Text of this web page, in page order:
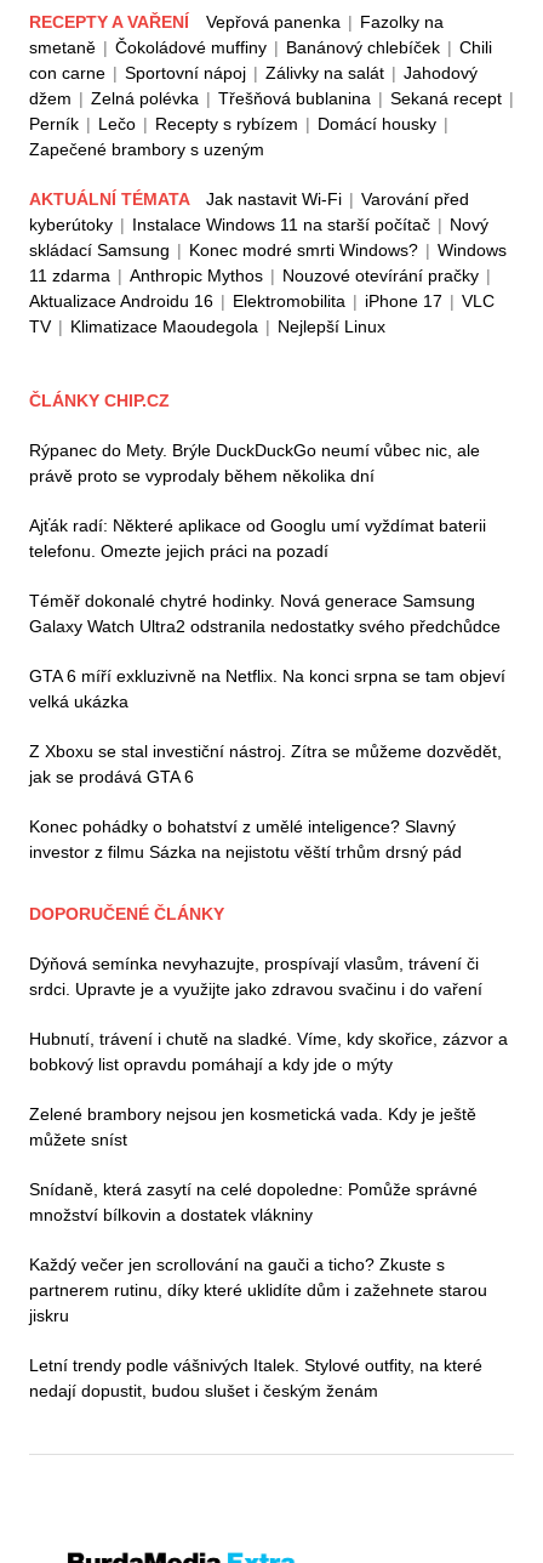
RECEPTY A VAŘENÍ Vepřová panenka | Fazolky na
smetaně | Čokoládové muffiny | Banánový chlebíček | Chili
con carne | Sportovní nápoj | Zálivky na salát | Jahodový
džem | Zelná polévka | Třešňová bublanina | Sekaná recept |
Perník | Lečo | Recepty s rybízem | Domácí housky |
Zapečené brambory s uzeným
AKTUÁLNÍ TÉMATA Jak nastavit Wi-Fi | Varování před
kyberútoky | Instalace Windows 11 na starší počítač | Nový
skládací Samsung | Konec modré smrti Windows? | Windows
11 zdarma | Anthropic Mythos | Nouzové otevírání pračky |
Aktualizace Androidu 16 | Elektromobilita | iPhone 17 | VLC
TV | Klimatizace Maoudegola | Nejlepší Linux
ČLÁNKY CHIP.CZ
Rýpanec do Mety. Brýle DuckDuckGo neumí vůbec nic, ale
právě proto se vyprodaly během několika dní
Ajťák radí: Některé aplikace od Googlu umí vyždímat baterii
telefonu. Omezte jejich práci na pozadí
Téměř dokonalé chytré hodinky. Nová generace Samsung
Galaxy Watch Ultra2 odstranila nedostatky svého předchůdce
GTA 6 míří exkluzivně na Netflix. Na konci srpna se tam objeví
velká ukázka
Z Xboxu se stal investiční nástroj. Zítra se můžeme dozvědět,
jak se prodává GTA 6
Konec pohádky o bohatství z umělé inteligence? Slavný
investor z filmu Sázka na nejistotu věští trhům drsný pád
DOPORUČENÉ ČLÁNKY
Dýňová semínka nevyhazujte, prospívají vlasům, trávení či
srdci. Upravte je a využijte jako zdravou svačinu i do vaření
Hubnutí, trávení i chutě na sladké. Víme, kdy skořice, zázvor a
bobkový list opravdu pomáhají a kdy jde o mýty
Zelené brambory nejsou jen kosmetická vada. Kdy je ještě
můžete sníst
Snídaně, která zasytí na celé dopoledne: Pomůže správné
množství bílkovin a dostatek vlákniny
Každý večer jen scrollování na gauči a ticho? Zkuste s
partnerem rutinu, díky které uklidíte dům i zažehnete starou
jiskru
Letní trendy podle vášnivých Italek. Stylové outfity, na které
nedají dopustit, budou slušet i českým ženám